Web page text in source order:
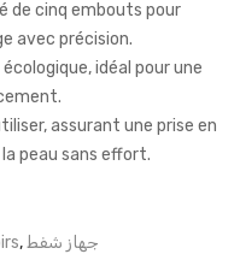
de cinq embouts pour
avec précision.
idéal pour une
assurant une prise en
peau sans effort.
,جهاز شفط